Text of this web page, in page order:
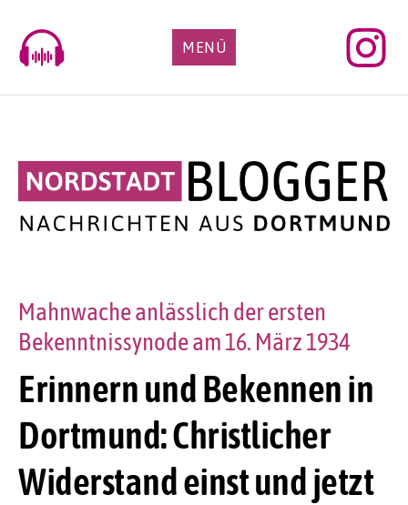
content
MENÜ
Erinnern und Bekennen in
Dortmund: Christlicher
Widerstand einst und jetzt
Mahnwache anlässlich der ersten
Bekenntnissynode am 16. März 1934